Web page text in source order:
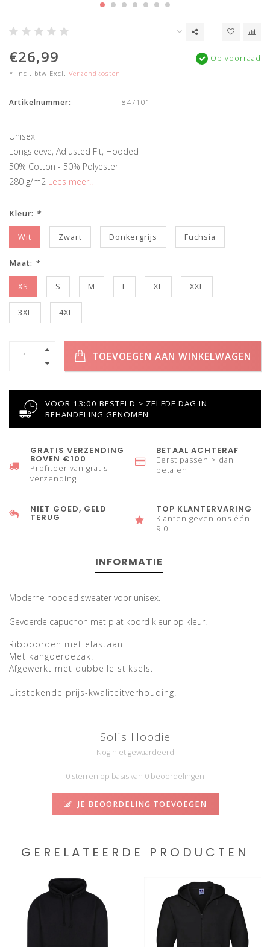
€26,99
* Incl. btw Excl. Verzendkosten
Op voorraad
Artikelnummer: 847101
Unisex
Longsleeve, Adjusted Fit, Hooded
50% Cotton - 50% Polyester
280 g/m2 Lees meer..
Kleur: *
Wit Zwart Donkergrijs Fuchsia
Maat: *
XS S M L XL XXL
3XL 4XL
TOEVOEGEN AAN WINKELWAGEN
VOOR 13:00 BESTELD > ZELFDE DAG IN
BEHANDELING GENOMEN
GRATIS VERZENDING
BOVEN €100
Profiteer van gratis
verzending
BETAAL ACHTERAF
Eerst passen > dan
betalen
NIET GOED, GELD
TERUG
TOP KLANTERVARING
Klanten geven ons één
9.0!
INFORMATIE
Moderne hooded sweater voor unisex.
Gevoerde capuchon met plat koord kleur op kleur.
Ribboorden met elastaan.
Met kangoeroezak.
Afgewerkt met dubbelle stiksels.
Uitstekende prijs-kwaliteitverhouding.
Sol´s Hoodie
Nog niet gewaardeerd
0 sterren op basis van 0 beoordelingen
JE BEOORDELING TOEVOEGEN
GERELATEERDE PRODUCTEN